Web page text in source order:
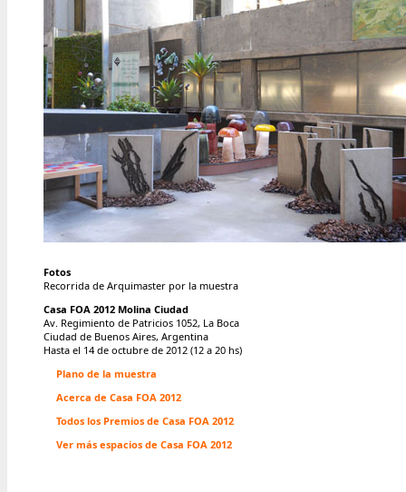
Fotos
Recorrida de Arquimaster por la muestra
Casa FOA 2012 Molina Ciudad
Av. Regimiento de Patricios 1052, La Boca
Ciudad de Buenos Aires, Argentina
Hasta el 14 de octubre de 2012 (12 a 20 hs)
Plano de la muestra
Acerca de Casa FOA 2012
Todos los Premios de Casa FOA 2012
Ver más espacios de Casa FOA 2012